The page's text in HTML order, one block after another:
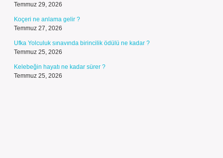
Temmuz 29, 2026
Koçeri ne anlama gelir ?
Temmuz 27, 2026
Ufka Yolculuk sınavında birincilik ödülü ne kadar ?
Temmuz 25, 2026
Kelebeğin hayatı ne kadar sürer ?
Temmuz 25, 2026